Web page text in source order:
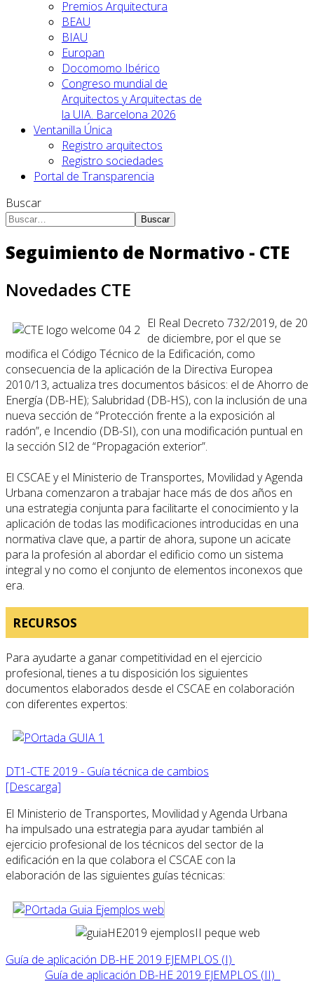
Premios Arquitectura
BEAU
BIAU
Europan
Docomomo Ibérico
Congreso mundial de
Arquitectos y Arquitectas de
la UIA. Barcelona 2026
Ventanilla Única
Registro arquitectos
Registro sociedades
Portal de Transparencia
Buscar
Buscar
Seguimiento de Normativo - CTE
Novedades CTE
El Real Decreto 732/2019, de 20
de diciembre, por el que se
modifica el Código Técnico de la Edificación, como
consecuencia de la aplicación de la Directiva Europea
2010/13, actualiza tres documentos básicos: el de Ahorro de
Energía (DB-HE); Salubridad (DB-HS), con la inclusión de una
nueva sección de “Protección frente a la exposición al
radón”, e Incendio (DB-SI), con una modificación puntual en
la sección SI2 de “Propagación exterior”.
El CSCAE y el Ministerio de Transportes, Movilidad y Agenda
Urbana comenzaron a trabajar hace más de dos años en
una estrategia conjunta para facilitarte el conocimiento y la
aplicación de todas las modificaciones introducidas en una
normativa clave que, a partir de ahora, supone un acicate
para la profesión al abordar el edificio como un sistema
integral y no como el conjunto de elementos inconexos que
era.
RECURSOS
Para ayudarte a ganar competitividad en el ejercicio
profesional, tienes a tu disposición los siguientes
documentos elaborados desde el CSCAE en colaboración
con diferentes expertos:
DT1-CTE 2019 - Guía técnica de cambios
[Descarga]
El Ministerio de Transportes, Movilidad y Agenda Urbana
ha impulsado una estrategia para ayudar también al
ejercicio profesional de los técnicos del sector de la
edificación en la que colabora el CSCAE con la
elaboración de las siguientes guías técnicas:
Guía de aplicación DB-HE 2019 EJEMPLOS (I)
Guía de aplicación DB-HE 2019 EJEMPLOS (II)